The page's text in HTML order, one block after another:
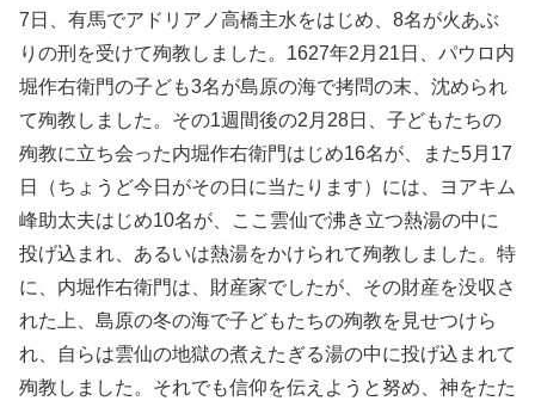
7日、有馬でアドリアノ高橋主水をはじめ、8名が火あぶ
りの刑を受けて殉教しました。1627年2月21日、パウロ内
堀作右衛門の子ども3名が島原の海で拷問の末、沈められ
て殉教しました。その1週間後の2月28日、子どもたちの
殉教に立ち会った内堀作右衛門はじめ16名が、また5月17
日（ちょうど今日がその日に当たります）には、ヨアキム
峰助太夫はじめ10名が、ここ雲仙で沸き立つ熱湯の中に
投げ込まれ、あるいは熱湯をかけられて殉教しました。特
に、内堀作右衛門は、財産家でしたが、その財産を没収さ
れた上、島原の冬の海で子どもたちの殉教を見せつけら
れ、自らは雲仙の地獄の煮えたぎる湯の中に投げ込まれて
殉教しました。それでも信仰を伝えようと努め、神をたた